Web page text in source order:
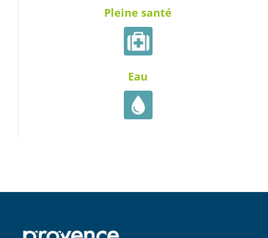
Pleine santé
Eau